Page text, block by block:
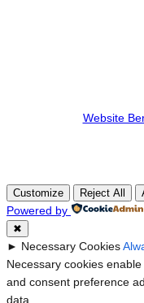
Website
Customize Reject All
Powered by
✖
► Necessary Cookies
Necessary cookies
and consent preference
data.